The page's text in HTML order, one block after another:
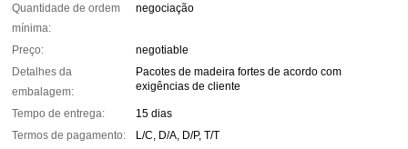
Quantidade de ordem
mínima:
negociação
Preço:
negotiable
Detalhes da
embalagem:
Pacotes de madeira fortes de acordo com
exigências de cliente
Tempo de entrega:
15 dias
Termos de pagamento:
L/C, D/A, D/P, T/T